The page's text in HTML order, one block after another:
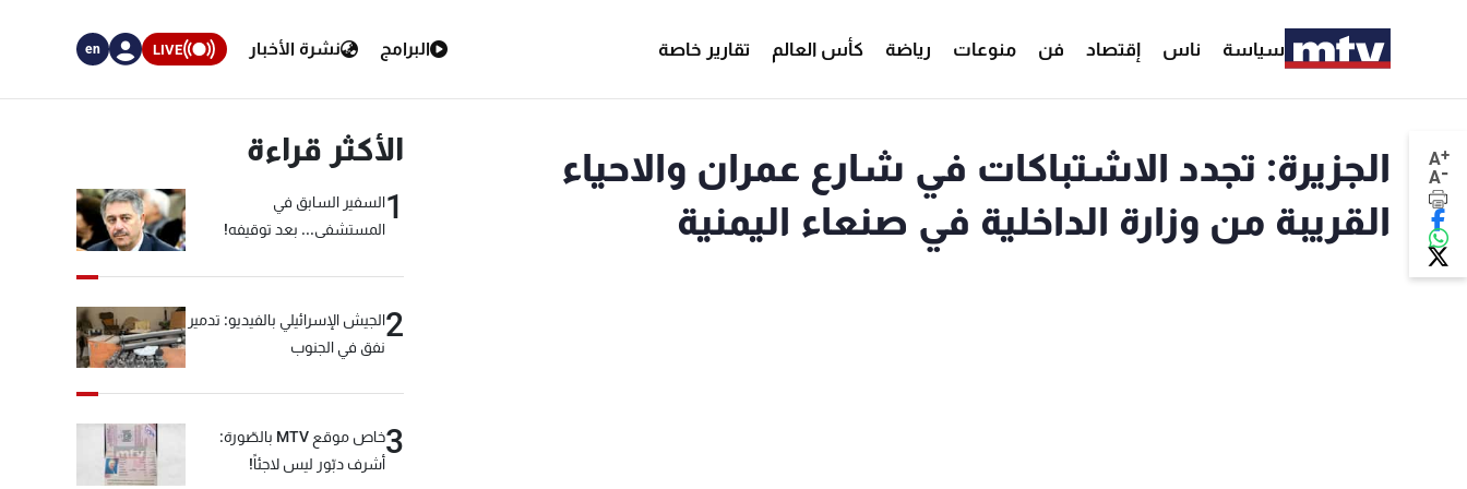
سياسة ناس إقتصاد فن منوعات رياضة كأس العالم تقارير خاصة البرامج نشرة الأخبار LIVE
en
A+
A-
الجزيرة: تجدد الاشتباكات في شارع عمران والاحياء
القريبة من وزارة الداخلية في صنعاء اليمنية
الأكثر قراءة
1السفير السابق في
المستشفى... بعد توقيفه!
2الجيش الإسرائيلي بالفيديو: تدمير
نفق في الجنوب
3
خاص موقع MTV بالصّورة:
أشرف دبّور ليس لاجئاً!